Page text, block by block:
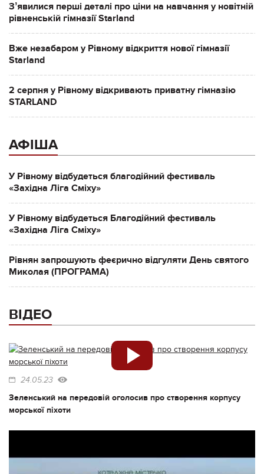
Зʼявилися перші деталі про ціни на навчання у новітній
рівненській гімназії Starland
Вже незабаром у Рівному відкриття нової гімназії
Starland
2 серпня у Рівному відкривають приватну гімназію
STARLAND
АФІША
У Рівному відбудеться благодійний фестиваль
«Західна Ліга Сміху»
У Рівному відбудеться Благодійний фестиваль
«Західна Ліга Сміху»
Рівнян запрошують феєрично відгуляти День святого
Миколая (ПРОГРАМА)
ВІДЕО
24.05.23
Зеленський на передовій оголосив про створення корпусу
морської піхоти